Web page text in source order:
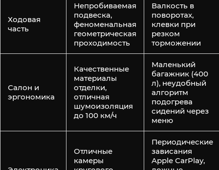
Ходовая
часть
Непробиваемая
подвеска,
феноменальная
геометрическая
проходимость
Валкость в
поворотах,
клевки при
резком
торможении
Салон и
эргономика
Качественные
материалы
отделки,
отличная
шумоизоляция
до 100 км/ч
Маленький
багажник (400
л), неудобный
алгоритм
подогрева
сидений через
меню
Отличные
камеры
Периодические
зависания
Apple CarPlay,